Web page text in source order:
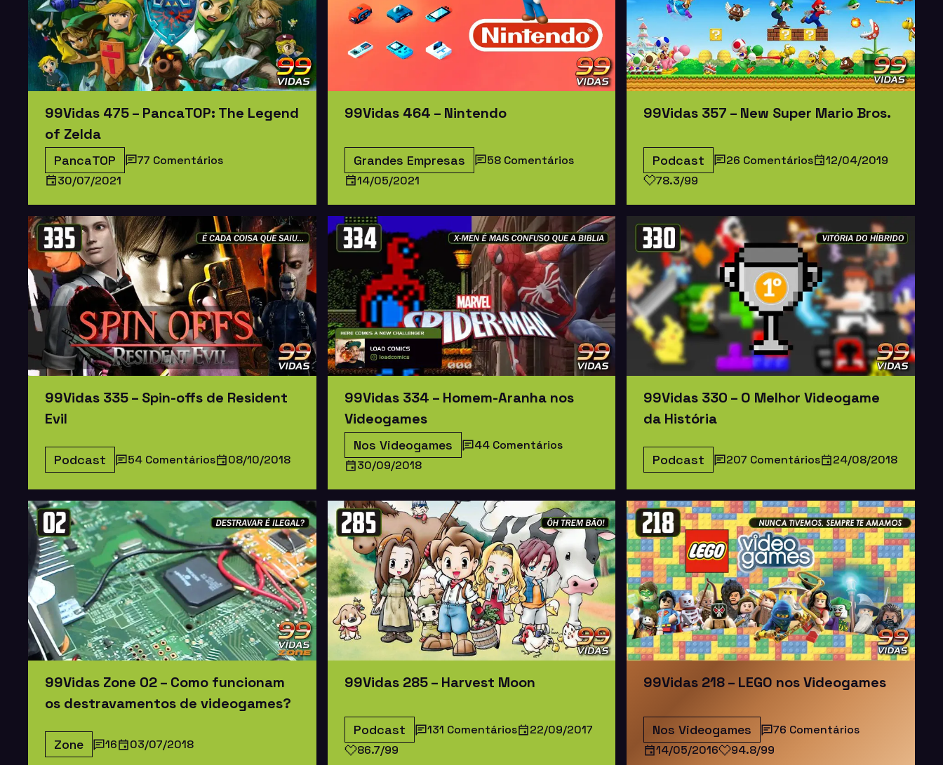
99Vidas 475 – PancaTOP: The Legend
of Zelda
PancaTOP
77 Comentários
30/07/2021
99Vidas 464 – Nintendo
Grandes Empresas
58 Comentários
14/05/2021
99Vidas 357 – New Super Mario Bros.
Podcast 26 Comentários
12/04/2019
78.3/99
99Vidas 335 – Spin-offs de Resident
Evil
Podcast 54 Comentários 08/10/2018
99Vidas 334 – Homem-Aranha nos
Videogames
Nos Videogames
44 Comentários
30/09/2018
99Vidas 330 – O Melhor Videogame
da História
Podcast 207 Comentários 24/08/2018
99Vidas Zone 02 – Como funcionam
os destravamentos de videogames?
Zone 16 03/07/2018
99Vidas 285 – Harvest Moon
Podcast 131 Comentários
22/09/2017
86.7/99
99Vidas 218 – LEGO nos Videogames
Nos Videogames
76 Comentários
14/05/2016
94.8/99